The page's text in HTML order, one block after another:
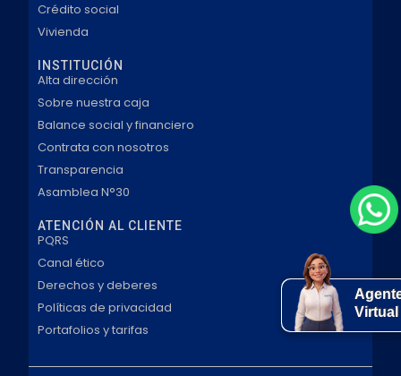
Crédito social
Vivienda
INSTITUCIÓN
Alta dirección
Sobre nuestra caja
Balance social y financiero
Contrata con nosotros
Transparencia
Asamblea N°30
ATENCIÓN AL CLIENTE
PQRS
Canal ético
Derechos y deberes
Políticas de privacidad
Portafolios y tarifas
Virtual